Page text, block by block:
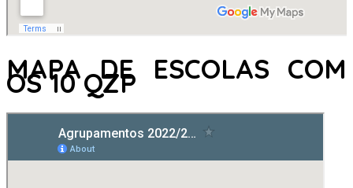
MAPA DE ESCOLAS COM
OS 10 QZP